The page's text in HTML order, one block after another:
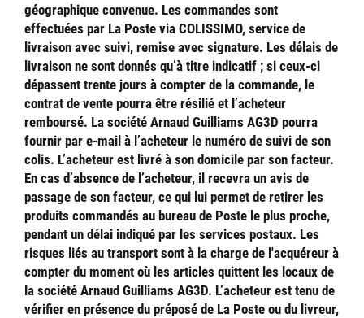
géographique convenue. Les commandes sont
effectuées par La Poste via COLISSIMO, service de
livraison avec suivi, remise avec signature. Les délais de
livraison ne sont donnés qu’à titre indicatif ; si ceux-ci
dépassent trente jours à compter de la commande, le
contrat de vente pourra être résilié et l’acheteur
remboursé. La société Arnaud Guilliams AG3D pourra
fournir par e-mail à l’acheteur le numéro de suivi de son
colis. L’acheteur est livré à son domicile par son facteur.
En cas d’absence de l’acheteur, il recevra un avis de
passage de son facteur, ce qui lui permet de retirer les
produits commandés au bureau de Poste le plus proche,
pendant un délai indiqué par les services postaux. Les
risques liés au transport sont à la charge de l'acquéreur à
compter du moment où les articles quittent les locaux de
la société Arnaud Guilliams AG3D. L’acheteur est tenu de
vérifier en présence du préposé de La Poste ou du livreur,